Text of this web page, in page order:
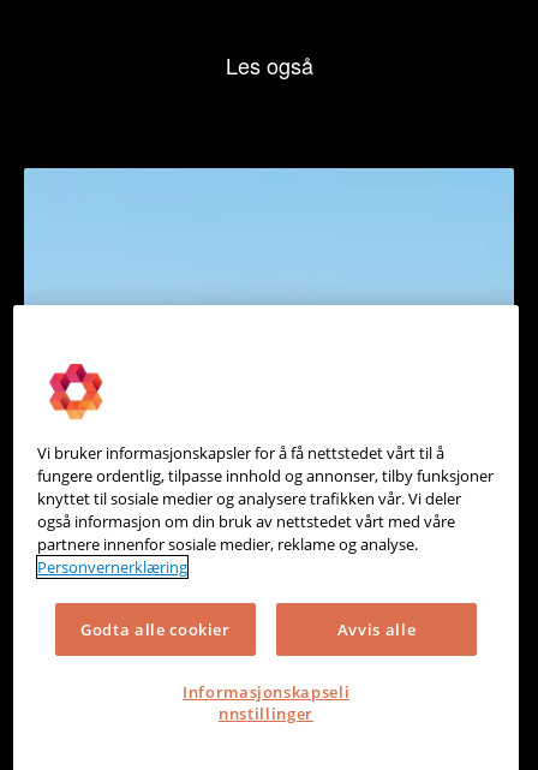
Les også
Vi bruker informasjonskapsler for å få nettstedet vårt til å
fungere ordentlig, tilpasse innhold og annonser, tilby funksjoner
knyttet til sosiale medier og analysere trafikken vår. Vi deler
også informasjon om din bruk av nettstedet vårt med våre
partnere innenfor sosiale medier, reklame og analyse.
Personvernerklæring
Godta alle cookier Avvis alle
Informasjonskapseli
nnstillinger